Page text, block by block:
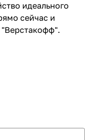
идеального
сейчас и